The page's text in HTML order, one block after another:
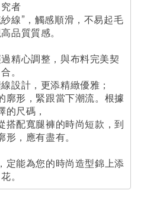
究者
線”，觸感順滑，不易起毛
品質質感。
精心調整，與布料完美契
合。
設計，更添精緻優雅；
廓形，緊跟當下潮流。根據
的尺碼，
搭配寬腿褲的時尚短款，到
形，應有盡有。
定能為您的時尚造型錦上添
花。